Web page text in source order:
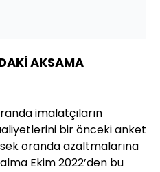
AKSAMA
imalatçıların
bir önceki anket
oranda azaltmalarına
Ekim 2022’den bu